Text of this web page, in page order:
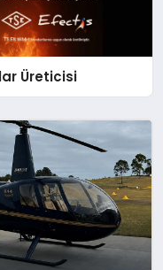
Üreticisi